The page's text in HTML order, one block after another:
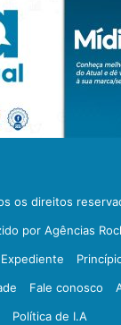
os direitos
por Agências
Expediente
Fale conosco
Política de I.A